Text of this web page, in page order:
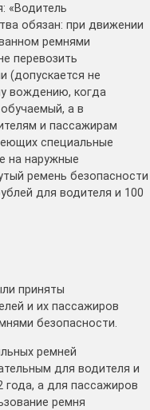
«Водитель
обязан: при движении
ремнями
перевозить
(допускается не
вождению, когда
а в
и пассажирам
специальные
на наружные
ремень безопасности
для водителя и 100
приняты
и их пассажиров
безопасности.
ремней
для водителя и
года, а для пассажиров
ремня